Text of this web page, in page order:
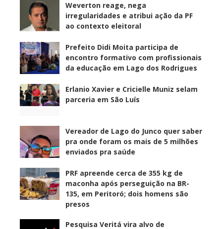
Weverton reage, nega
irregularidades e atribui ação da PF
ao contexto eleitoral
Prefeito Didi Moita participa de
encontro formativo com profissionais
da educação em Lago dos Rodrigues
Erlanio Xavier e Cricielle Muniz selam
parceria em São Luís
Vereador de Lago do Junco quer saber
pra onde foram os mais de 5 milhões
enviados pra saúde
PRF apreende cerca de 355 kg de
maconha após perseguição na BR-
135, em Peritoró; dois homens são
presos
Pesquisa Veritá vira alvo de